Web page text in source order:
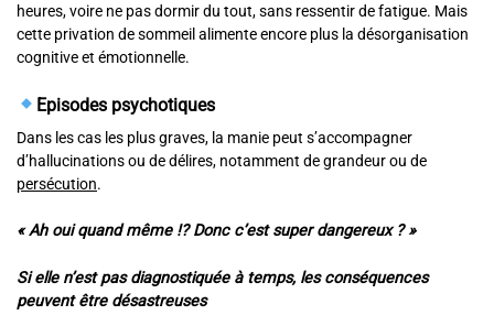
heures, voire ne pas dormir du tout, sans ressentir de fatigue. Mais
cette privation de sommeil alimente encore plus la désorganisation
cognitive et émotionnelle.
Episodes psychotiques
Dans les cas les plus graves, la manie peut s’accompagner
d’hallucinations ou de délires, notamment de grandeur ou de
persécution.
« Ah oui quand même !? Donc c’est super dangereux ? »
Si elle n’est pas diagnostiquée à temps, les conséquences
peuvent être désastreuses